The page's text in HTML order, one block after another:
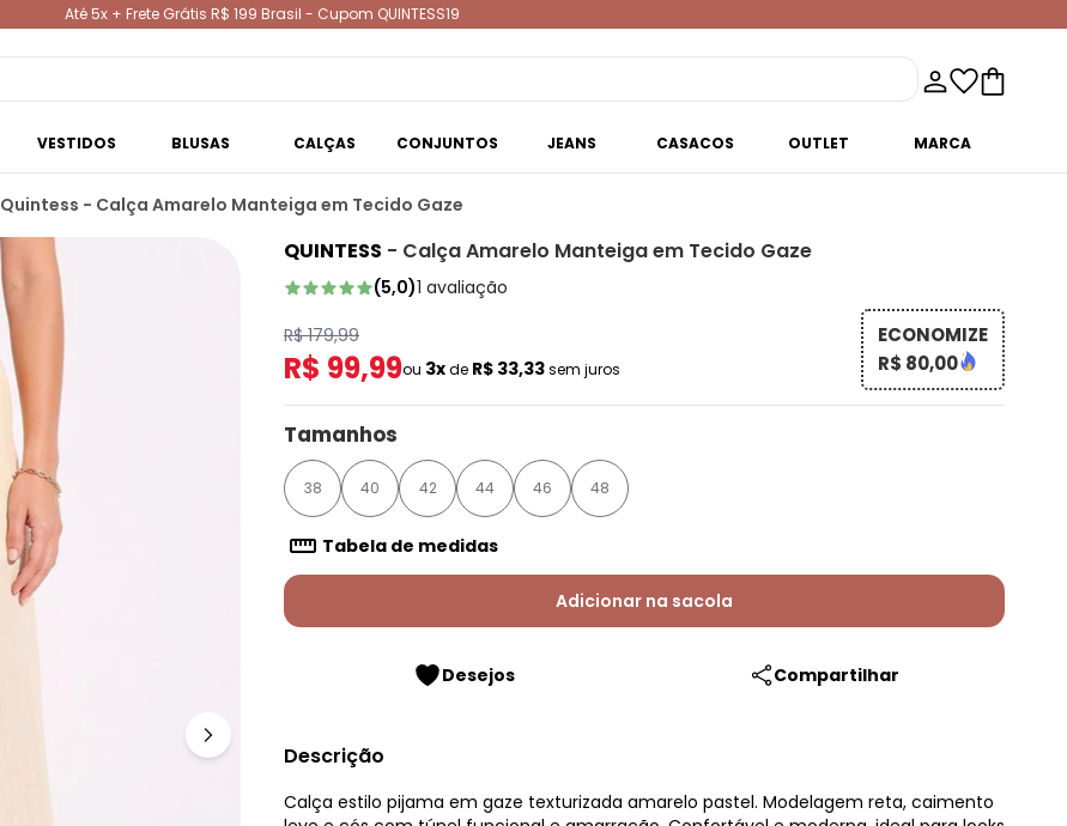
Até 5x + Frete Grátis R$ 199 Brasil - Cupom QUINTESS19
VESTIDOS BLUSAS CALÇAS CONJUNTOS JEANS CASACOS OUTLET MARCA
Quintess - Calça Amarelo Manteiga em Tecido Gaze
QUINTESS - Calça Amarelo Manteiga em Tecido Gaze
(5,0)1 avaliação
R$ 179,99
R$ 99,99ou 3xde R$ 33,33sem juros
ECONOMIZE
R$ 80,00
Tamanhos
38 40 42 44 46 48
Tabela de medidas
Adicionar na sacola
Desejos Compartilhar
Descrição
Calça estilo pijama em gaze texturizada amarelo pastel. Modelagem reta, caimento